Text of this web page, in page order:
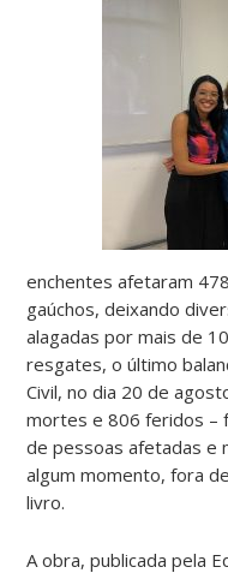
enchentes afetaram
gaúchos, deixando
alagadas por mais de
resgates, o último
Civil, no dia 20 de
mortes e 806 feridos –
de pessoas afetadas e
algum momento, fora
livro.
A obra, publicada pela